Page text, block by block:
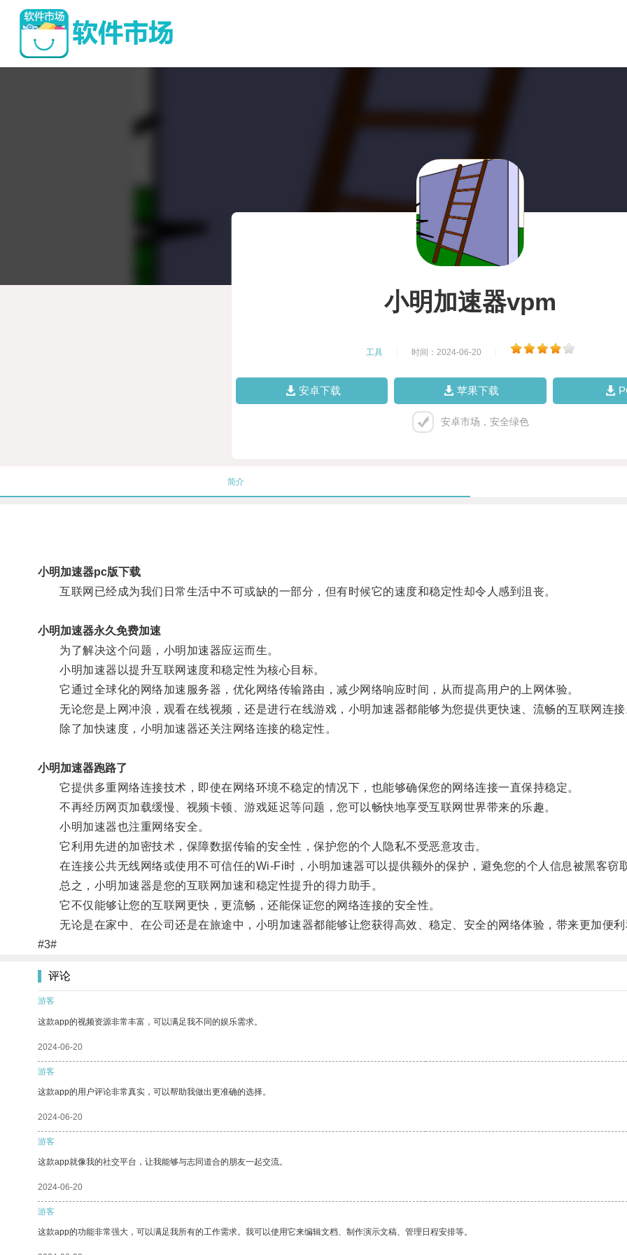
小明加速器vpm
工具 时间：2024-06-20
安卓下载 苹果下载
安卓市场，安全绿色
简介
小明加速器pc版下载
互联网已经成为我们日常生活中不可或缺的一部分，但有时候它的速度和稳定性却令人感到沮丧。
小明加速器永久免费加速
为了解决这个问题，小明加速器应运而生。
小明加速器以提升互联网速度和稳定性为核心目标。
它通过全球化的网络加速服务器，优化网络传输路由，减少网络响应时间，从而提高用户的上网体验。
无论您是上网冲浪，观看在线视频，还是进行在线游戏，小明加速器都能够为您提供更快速、流畅的互联网连接
除了加快速度，小明加速器还关注网络连接的稳定性。
小明加速器跑路了
它提供多重网络连接技术，即使在网络环境不稳定的情况下，也能够确保您的网络连接一直保持稳定。
不再经历网页加载缓慢、视频卡顿、游戏延迟等问题，您可以畅快地享受互联网世界带来的乐趣。
小明加速器也注重网络安全。
它利用先进的加密技术，保障数据传输的安全性，保护您的个人隐私不受恶意攻击。
在连接公共无线网络或使用不可信任的Wi-Fi时，小明加速器可以提供额外的保护，避免您的个人信息被黑客窃取
总之，小明加速器是您的互联网加速和稳定性提升的得力助手。
它不仅能够让您的互联网更快，更流畅，还能保证您的网络连接的安全性。
无论是在家中、在公司还是在旅途中，小明加速器都能够让您获得高效、稳定、安全的网络体验，带来更加便利
#3#
评论
游客
这款app的视频资源非常丰富，可以满足我不同的娱乐需求。
2024-06-20
游客
这款app的用户评论非常真实，可以帮助我做出更准确的选择。
2024-06-20
游客
这款app就像我的社交平台，让我能够与志同道合的朋友一起交流。
2024-06-20
游客
这款app的功能非常强大，可以满足我所有的工作需求。我可以使用它来编辑文档、制作演示文稿、管理日程安排等。